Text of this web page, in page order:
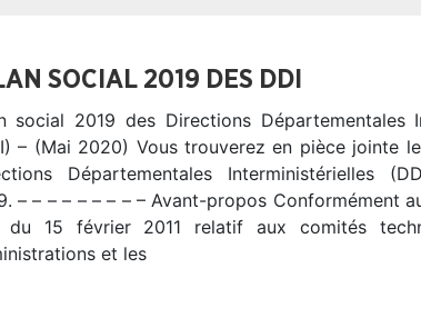
SOCIAL 2019 DES DDI
social 2019 des Directions Départementales
– (Mai 2020) Vous trouverez en pièce jointe
Départementales Interministérielles
– – – – – – – – – Avant-propos Conformément
du 15 février 2011 relatif aux comités
et les